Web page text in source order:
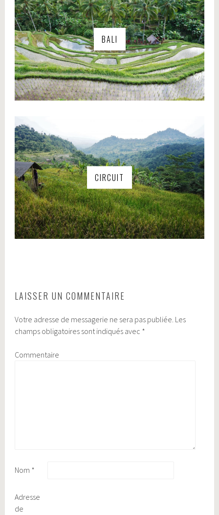
BALI
CIRCUIT
LAISSER UN COMMENTAIRE
Votre adresse de messagerie ne sera pas publiée. Les
champs obligatoires sont indiqués avec *
Commentaire
Nom *
Adresse
de